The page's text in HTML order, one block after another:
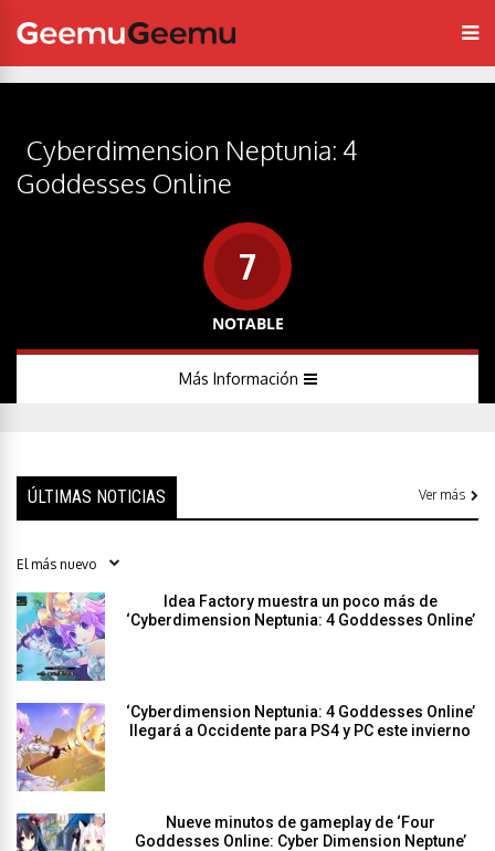
Cyberdimension Neptunia: 4
Goddesses Online
7
NOTABLE
Más Información
ÚLTIMAS NOTICIAS Ver más
Idea Factory muestra un poco más de
‘Cyberdimension Neptunia: 4 Goddesses Online’
‘Cyberdimension Neptunia: 4 Goddesses Online’
llegará a Occidente para PS4 y PC este invierno
Nueve minutos de gameplay de ‘Four
Goddesses Online: Cyber Dimension Neptune’